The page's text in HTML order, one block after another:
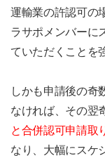
運輸業の許認可の
ラサポメンバーに
ていただくことを
しかも申請後の奇
なければ、その翌
と合併認可申請取
なり、大幅にスケ